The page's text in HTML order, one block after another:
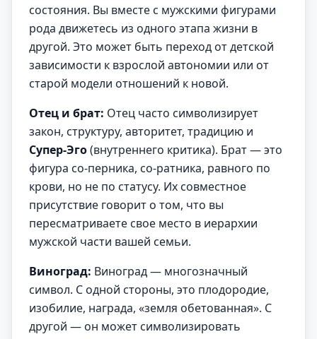
состояния. Вы вместе с мужскими фигурами
рода движетесь из одного этапа жизни в
другой. Это может быть переход от детской
зависимости к взрослой автономии или от
старой модели отношений к новой.
Отец и брат: Отец часто символизирует
закон, структуру, авторитет, традицию и
Супер-Эго(внутреннего критика). Брат — это
фигура со-перника, со-ратника, равного по
крови, но не по статусу. Их совместное
присутствие говорит о том, что вы
пересматриваете свое место в иерархии
мужской части вашей семьи.
Виноград: Виноград — многозначный
символ. С одной стороны, это плодородие,
изобилие, награда, «земля обетованная». С
другой — он может символизировать